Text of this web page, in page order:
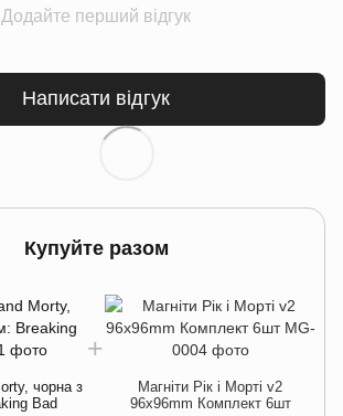
Додайте перший відгук
Написати відгук
Купуйте разом
чорна з
Bad
Магніти Рік і Морті v2
96х96mm Комплект 6шт